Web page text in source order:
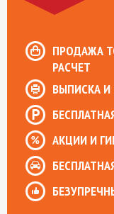
ПРОДАЖА
РАСЧЕТ
ВЫПИСКА
АКЦИИ И